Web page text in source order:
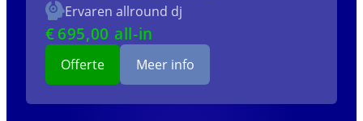
Ervaren allround dj
€ 695,00 all-in
Offerte Meer info